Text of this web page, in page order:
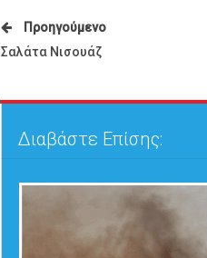
Προηγούμενο
Σαλάτα Νισουάζ
Διαβάστε Επίσης: